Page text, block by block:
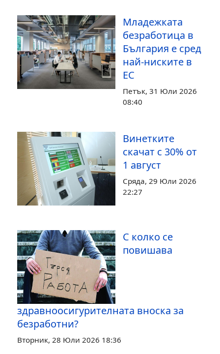
Младежката
безработица в
България е сред
най-ниските в
ЕС
Петък, 31 Юли 2026
08:40
Винетките
скачат с 30% от
1 август
Сряда, 29 Юли 2026
22:27
С колко се
повишава
здравноосигурителната вноска за
безработни?
Вторник, 28 Юли 2026 18:36